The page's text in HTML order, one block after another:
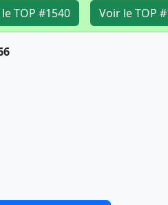
TOP #1540
Voir le TOP